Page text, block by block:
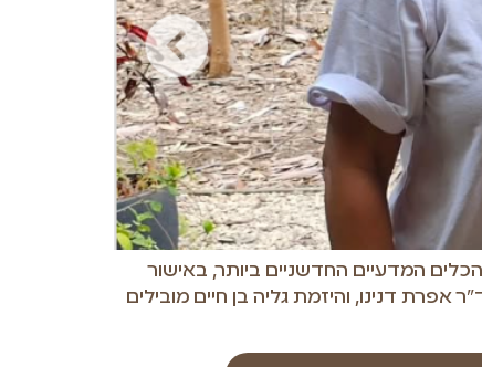
המדעיים החדשניים ביותר, באישור
דנינו, והיזמת גליה בן חיים מובילים